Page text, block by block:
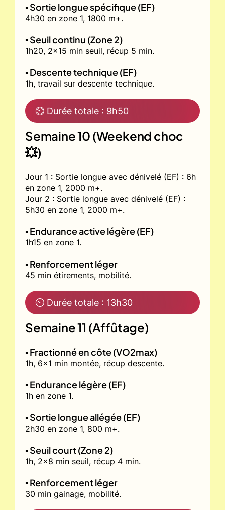
▪️ Sortie longue spécifique (EF)
4h30 en zone 1, 1800 m+.
▪️ Seuil continu (Zone 2)
1h20, 2x15 min seuil, récup 5 min.
▪️ Descente technique (EF)
1h, travail sur descente technique.
⏲ Durée totale : 9h50
Semaine 10 (Weekend choc
💥)
Jour 1 : Sortie longue avec dénivelé (EF) : 6h
en zone 1, 2000 m+.
Jour 2 : Sortie longue avec dénivelé (EF) :
5h30 en zone 1, 2000 m+.
▪️ Endurance active légère (EF)
1h15 en zone 1.
▪️ Renforcement léger
45 min étirements, mobilité.
⏲ Durée totale : 13h30
Semaine 11 (Affûtage)
▪️ Fractionné en côte (VO2max)
1h, 6x1 min montée, récup descente.
▪️ Endurance légère (EF)
1h en zone 1.
▪️ Sortie longue allégée (EF)
2h30 en zone 1, 800 m+.
▪️ Seuil court (Zone 2)
1h, 2x8 min seuil, récup 4 min.
▪️ Renforcement léger
30 min gainage, mobilité.